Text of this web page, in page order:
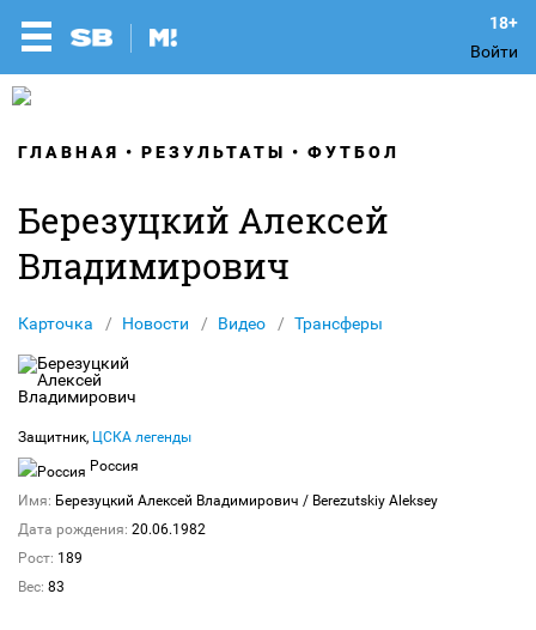
Войти
ГЛАВНАЯ РЕЗУЛЬТАТЫ ФУТБОЛ
Березуцкий Алексей
Владимирович
Карточка Новости Видео Трансферы
Защитник, ЦСКА легенды
Россия
Имя: Березуцкий Алексей Владимирович / Berezutskiy Aleksey
Дата рождения: 20.06.1982
Рост: 189
Вес: 83